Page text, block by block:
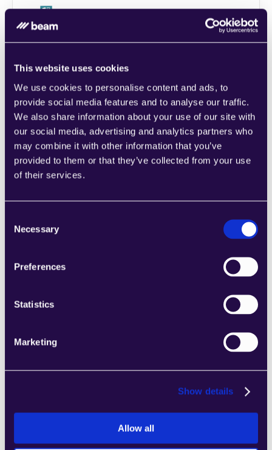
This website uses cookies
We use cookies to personalise content and ads, to
provide social media features and to analyse our traffic.
We also share information about your use of our site with
our social media, advertising and analytics partners who
may combine it with other information that you’ve
provided to them or that they’ve collected from your use
of their services.
Selection
Necessary
Preferences
Statistics
Marketing
Show details
Allow all
1CRM
Kombinieren Sie Abschnitte aus einer Reihe
zusammenzustellen, die den
Anforderungen Ihres wachsenden
Unternehmens entsprechen.
Learn more
Kombinieren Sie Abschnitte aus einer Reihe
Anforderungen Ihres wachsenden
Learn more
Kombinieren Sie Abschnitte aus einer Reihe
von Kategorien, um Seiten einfach
zusammenzustellen, die den